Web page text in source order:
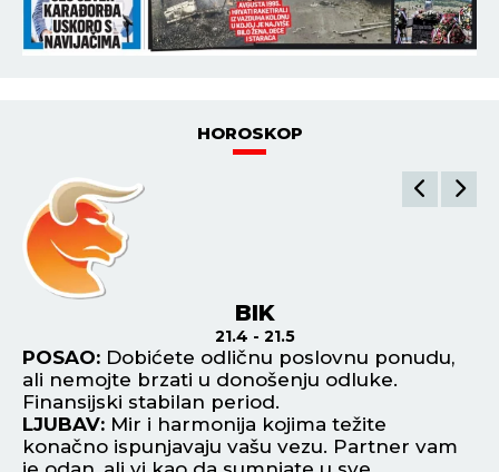
HOROSKOP
BIK
21.4 - 21.5
POSAO: Dobićete odličnu poslovnu ponudu,
ali nemojte brzati u donošenju odluke.
Finansijski stabilan period.
LJUBAV: Mir i harmonija kojima težite
konačno ispunjavaju vašu vezu. Partner vam